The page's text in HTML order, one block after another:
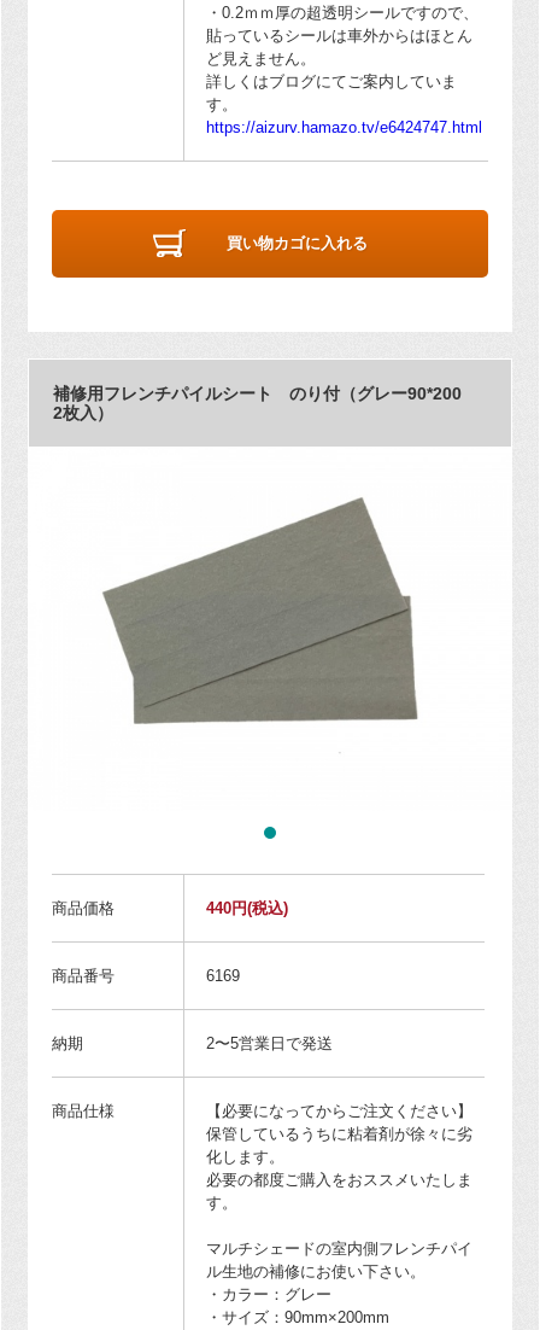
・0.2ｍｍ厚の超透明シールですので、
貼っているシールは車外からはほとん
ど見えません。
詳しくはブログにてご案内していま
す。
https://aizurv.hamazo.tv/e6424747.html
買い物カゴに入れる
補修用フレンチパイルシート のり付（グレー90*200
2枚入）
商品価格 440円(税込)
商品番号 6169
納期 2〜5営業日で発送
商品仕様
【必要になってからご注文ください】
保管しているうちに粘着剤が徐々に劣
化します。
必要の都度ご購入をおススメいたしま
す。
マルチシェードの室内側フレンチパイ
ル生地の補修にお使い下さい。
・カラー：グレー
・サイズ：90mm×200mm